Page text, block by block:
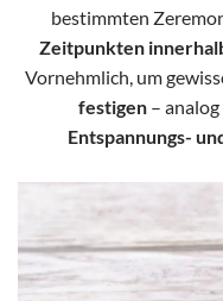
bestimmten
Zeitpunkten
Vornehmlich, um
festigen– analog
Entspannungs-